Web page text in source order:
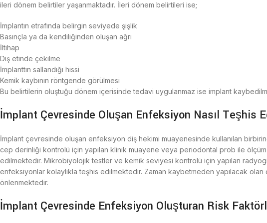
ileri dönem belirtiler yaşanmaktadır. İleri dönem belirtileri ise;
İmplantın etrafında belirgin seviyede şişlik
Basınçla ya da kendiliğinden oluşan ağrı
İltihap
Diş etinde çekilme
İmplanttın sallandığı hissi
Kemik kaybının röntgende görülmesi
Bu belirtilerin oluştuğu dönem içerisinde tedavi uygulanmaz ise implant
İmplant Çevresinde Oluşan Enfeksiyon Nasıl Teşhis
İmplant çevresinde oluşan enfeksiyon diş hekimi muayenesinde kullanılan
cep derinliği kontrolü için yapılan klinik muayene veya periodontal prob ile
edilmektedir. Mikrobiyolojik testler ve kemik seviyesi kontrolü için yapılan
enfeksiyonlar kolaylıkla teşhis edilmektedir. Zaman kaybetmeden yapılacak
önlenmektedir.
İmplant Çevresinde Enfeksiyon Oluşturan Risk